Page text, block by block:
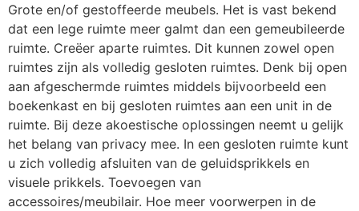
Grote en/of gestoffeerde meubels. Het is vast bekend
dat een lege ruimte meer galmt dan een gemeubileerde
ruimte. Creëer aparte ruimtes. Dit kunnen zowel open
ruimtes zijn als volledig gesloten ruimtes. Denk bij open
aan afgeschermde ruimtes middels bijvoorbeeld een
boekenkast en bij gesloten ruimtes aan een unit in de
ruimte. Bij deze akoestische oplossingen neemt u gelijk
het belang van privacy mee. In een gesloten ruimte kunt
u zich volledig afsluiten van de geluidsprikkels en
visuele prikkels. Toevoegen van
accessoires/meubilair. Hoe meer voorwerpen in de